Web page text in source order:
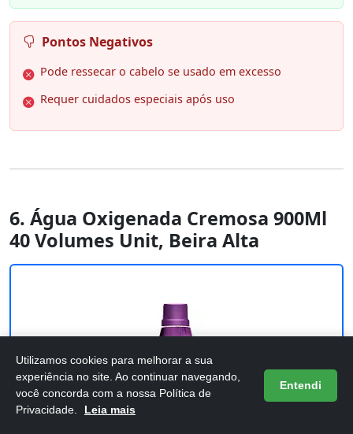
Pontos Negativos
Pode ressecar o cabelo se usado em excesso
Requer cuidados especiais após uso
6. Água Oxigenada Cremosa 900Ml
40 Volumes Unit, Beira Alta
Utilizamos cookies para melhorar a sua
experiência no site. Ao continuar navegando,
você concorda com a nossa Política de
Privacidade.
Leia mais
Entendi